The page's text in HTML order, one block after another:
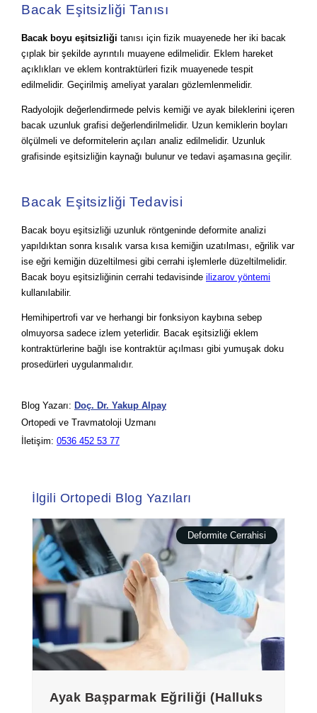
Bacak Eşitsizliği Tanısı
Bacak boyu eşitsizliği tanısı için fizik muayenede her iki bacak
çıplak bir şekilde ayrıntılı muayene edilmelidir. Eklem hareket
açıklıkları ve eklem kontraktürleri fizik muayenede tespit
edilmelidir. Geçirilmiş ameliyat yaraları gözlemlenmelidir.
Radyolojik değerlendirmede pelvis kemiği ve ayak bileklerini içeren
bacak uzunluk grafisi değerlendirilmelidir. Uzun kemiklerin boyları
ölçülmeli ve deformitelerin açıları analiz edilmelidir. Uzunluk
grafisinde eşitsizliğin kaynağı bulunur ve tedavi aşamasına geçilir.
Bacak Eşitsizliği Tedavisi
Bacak boyu eşitsizliği uzunluk röntgeninde deformite analizi
yapıldıktan sonra kısalık varsa kısa kemiğin uzatılması, eğrilik var
ise eğri kemiğin düzeltilmesi gibi cerrahi işlemlerle düzeltilmelidir.
Bacak boyu eşitsizliğinin cerrahi tedavisinde ilizarov yöntemi
kullanılabilir.
Hemihipertrofi var ve herhangi bir fonksiyon kaybına sebep
olmuyorsa sadece izlem yeterlidir. Bacak eşitsizliği eklem
kontraktürlerine bağlı ise kontraktür açılması gibi yumuşak doku
prosedürleri uygulanmalıdır.
Blog Yazarı: Doç. Dr. Yakup Alpay
Ortopedi ve Travmatoloji Uzmanı
İletişim: 0536 452 53 77
İlgili Ortopedi Blog Yazıları
Deformite Cerrahisi
Ayak Başparmak Eğriliği (Halluks